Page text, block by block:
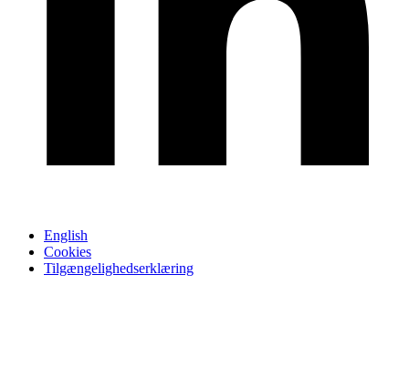
English
Cookies
Tilgængelighedserklæring